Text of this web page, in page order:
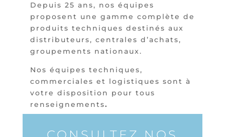
Depuis 25 ans, nos équipes
proposent une gamme complète de
produits techniques destinés aux
distributeurs, centrales d’achats,
groupements nationaux.
Nos équipes techniques,
commerciales et logistiques sont à
votre disposition pour tous
renseignements.